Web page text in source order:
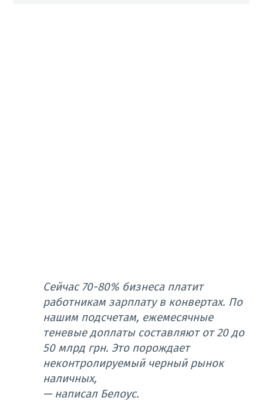
Сейчас 70-80% бизнеса платит
работникам зарплату в конвертах. По
нашим подсчетам, ежемесячные
теневые доплаты составляют от 20 до
50 млрд грн. Это порождает
неконтролируемый черный рынок
наличных,
— написал Белоус.